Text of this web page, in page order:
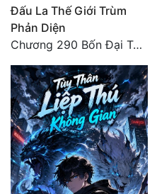
Đấu La Thế Giới Trùm
Phản Diện
Chương 290 Bốn Đại Tông Môn Đơn Thuộc Tính Vô Cùng Thê Lương